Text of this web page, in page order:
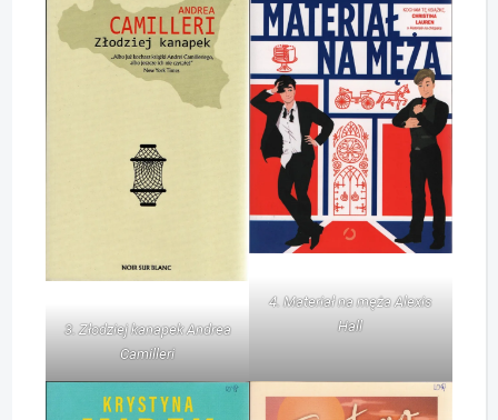
3. Złodziej kanapek Andrea
Camilleri
4. Materiał na męża Alexis
Hall